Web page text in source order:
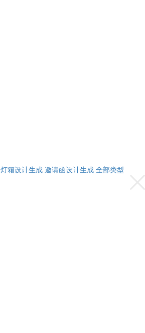
灯箱设计生成 邀请函设计生成 全部类型